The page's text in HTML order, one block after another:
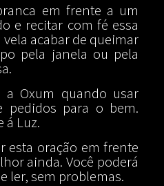
em frente a um
e recitar com fé essa
acabar de queimar
pela janela ou pela
a Oxum quando usar
pedidos para o bem.
á Luz.
esta oração em frente
ainda. Você poderá
ler, sem problemas.